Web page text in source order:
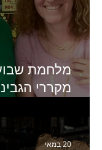
מלחמת
מקררי
סמנכ״לית
של מחלבות
20 במאי